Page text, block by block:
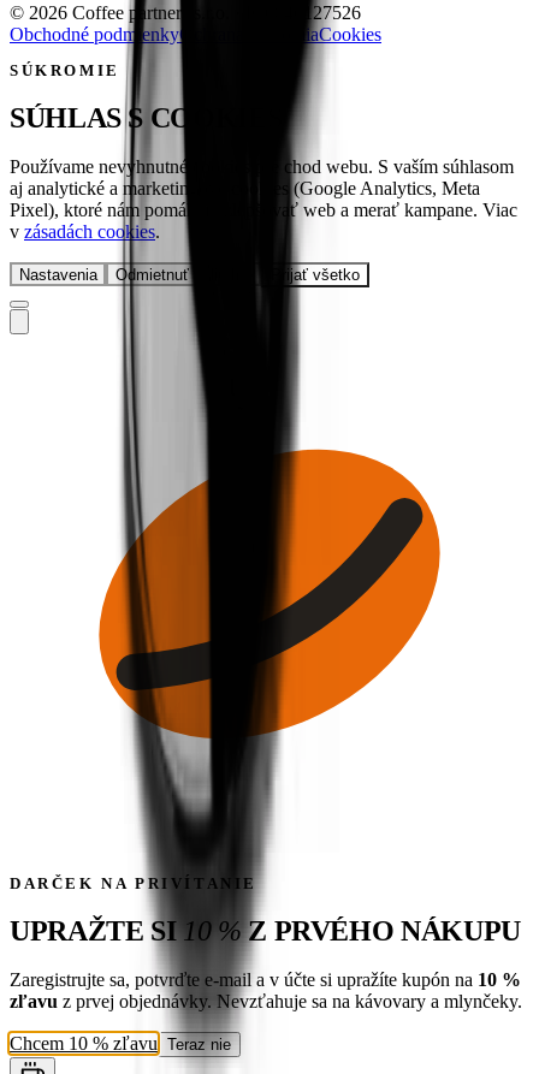
© 2026 Coffee partners s.r.o.
46127526
Obchodné podmienkyOchrana súkromiaCookies
SÚKROMIE
SÚHLAS S COOKIES
Používame nevyhnutné cookies pre chod webu. S vaším súhlasom
aj analytické a marketingové cookies (Google Analytics, Meta
Pixel), ktoré nám pomáhajú zlepšovať web a merať kampane. Viac
v zásadách cookies.
Nastavenia Odmietnuť voliteľné Prijať všetko
DARČEK NA PRIVÍTANIE
UPRAŽTE SI 10%Z PRVÉHO NÁKUPU
Zaregistrujte sa, potvrďte e-mail a v účte si upražíte kupón na 10 %
zľavu z prvej objednávky. Nevzťahuje sa na kávovary a mlynčeky.
Chcem 10 % zľavu Teraz nie